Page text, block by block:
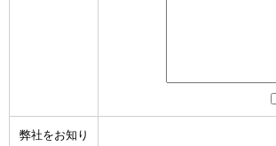
弊社をお知り